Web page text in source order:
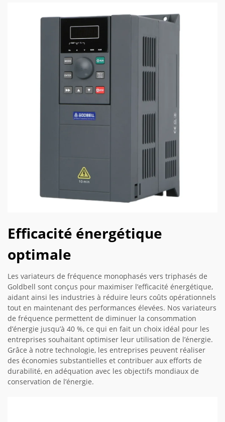
Efficacité énergétique
optimale
Les variateurs de fréquence monophasés vers triphasés de
Goldbell sont conçus pour maximiser l’efficacité énergétique,
aidant ainsi les industries à réduire leurs coûts opérationnels
tout en maintenant des performances élevées. Nos variateurs
de fréquence permettent de diminuer la consommation
d’énergie jusqu’à 40 %, ce qui en fait un choix idéal pour les
entreprises souhaitant optimiser leur utilisation de l’énergie.
Grâce à notre technologie, les entreprises peuvent réaliser
des économies substantielles et contribuer aux efforts de
durabilité, en adéquation avec les objectifs mondiaux de
conservation de l’énergie.